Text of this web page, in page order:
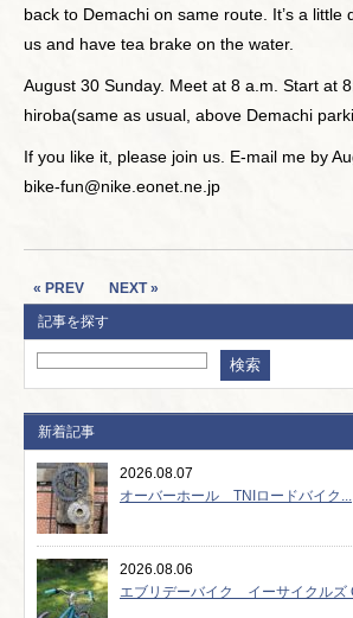
back to Demachi on same route. It’s a little
us and have tea brake on the water.
August 30 Sunday. Meet at 8 a.m. Start at
hiroba(same as usual, above Demachi
If you like it, please join us. E-mail me by
bike-fun@nike.eonet.ne.jp
« PREV
NEXT »
記事を探す
新着記事
2026.08.07
オーバーホール TNIロードバイク...
2026.08.06
エブリデーバイク イーサイクルズ